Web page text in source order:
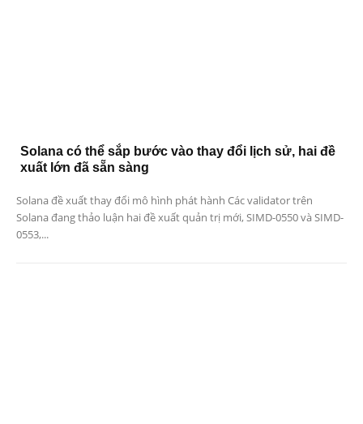
Solana có thể sắp bước vào thay đổi lịch sử, hai đề
xuất lớn đã sẵn sàng
Solana đề xuất thay đổi mô hình phát hành Các validator trên
Solana đang thảo luận hai đề xuất quản trị mới, SIMD-0550 và SIMD-
0553,...